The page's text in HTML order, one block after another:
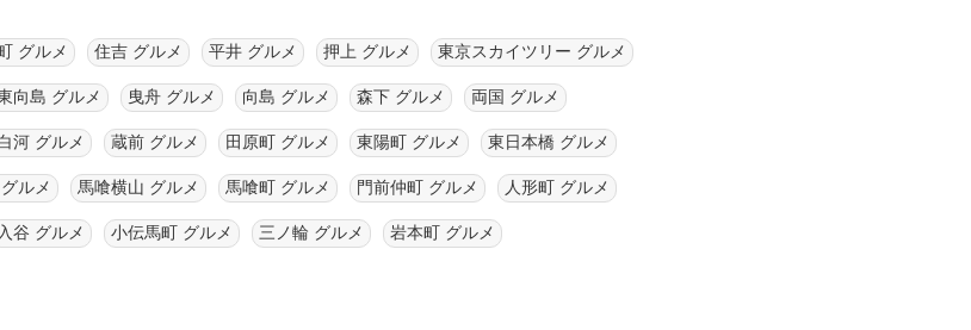
グルメ 住吉 グルメ 平井 グルメ 押上 グルメ 東京スカイツリー グルメ
向島 グルメ 曳舟 グルメ 向島 グルメ 森下 グルメ 両国 グルメ
河 グルメ 蔵前 グルメ 田原町 グルメ 東陽町 グルメ 東日本橋 グルメ
ルメ 馬喰横山 グルメ 馬喰町 グルメ 門前仲町 グルメ 人形町 グルメ
入谷 グルメ 小伝馬町 グルメ 三ノ輪 グルメ 岩本町 グルメ